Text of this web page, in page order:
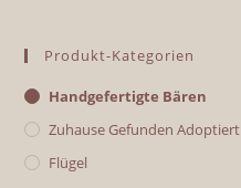
Produkt-Kategorien
Handgefertigte Bären
Zuhause Gefunden Adoptiert
Flügel